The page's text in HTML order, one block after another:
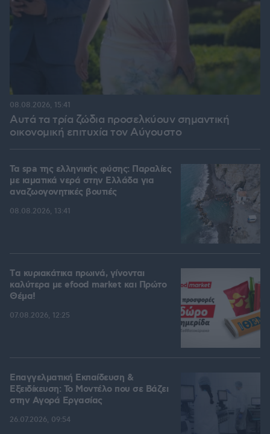
Αυτά τα τρία ζώδια προσελκύουν σημαντική
οικονομική επιτυχία τον Αύγουστο
08.08.2026, 15:41
Τα spa της ελληνικής φύσης: Παραλίες
με ιαματικά νερά στην Ελλάδα για
αναζωογονητικές βουτιές
08.08.2026, 13:41
Tα κυριακάτικα πρωινά, γίνονται
καλύτερα με efood market και Πρώτο
Θέμα!
07.08.2026, 12:25
Επαγγελματική Εκπαίδευση &
Εξειδίκευση: Το Mοντέλο που σε Bάζει
στην Aγορά Eργασίας
26.07.2026, 09:54